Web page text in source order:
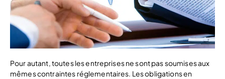
Pour autant, toutes les entreprises ne sont pas soumises aux
mêmes contraintes réglementaires. Les obligations en